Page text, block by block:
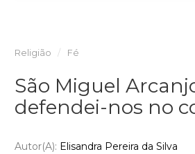
Religião Fé
São Miguel
defendei-nos no
Autor(a): Elisandra Pereira da Silva